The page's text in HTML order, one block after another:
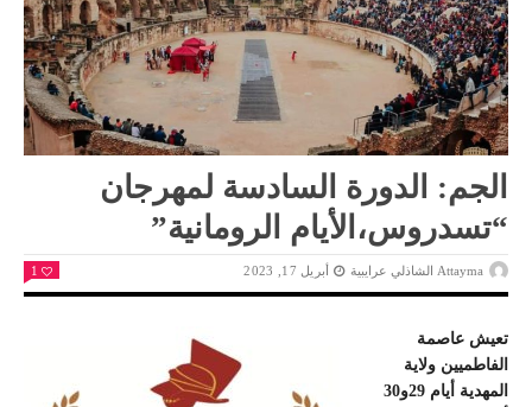
الجم: الدورة السادسة لمهرجان
“تسدروس،الأيام الرومانية”
Attayma الشاذلي عرايبية أبريل 17, 2023 1
تعيش عاصمة
الفاطميين ولاية
المهدية أيام 29و30